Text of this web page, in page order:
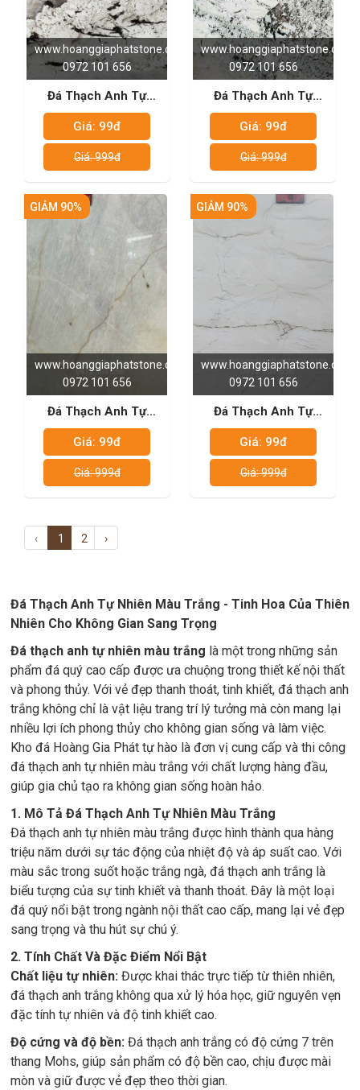
www.hoanggiaphatstone.com
0972 101 656
Đá Thạch Anh Tự
Nhiên - Pantagonia
Giá: 99đ
Giá: 999đ
www.hoanggiaphatstone.com
0972 101 656
Đá Thạch Anh Tự
Nhiên - Tourmaline
Giá: 99đ
Giá: 999đ
www.hoanggiaphatstone.com
0972 101 656
GIẢM 90%
Đá Thạch Anh Tự
Nhiên - White
Crystallo
Giá: 99đ
Giá: 999đ
www.hoanggiaphatstone.com
0972 101 656
GIẢM 90%
Đá Thạch Anh Tự
Nhiên - Bianco super
Giá: 99đ
Giá: 999đ
‹ 1 2 ›
Đá Thạch Anh Tự Nhiên Màu Trắng - Tinh Hoa Của Thiên
Nhiên Cho Không Gian Sang Trọng
Đá thạch anh tự nhiên màu trắng là một trong những sản
phẩm đá quý cao cấp được ưa chuộng trong thiết kế nội thất
và phong thủy. Với vẻ đẹp thanh thoát, tinh khiết, đá thạch anh
trắng không chỉ là vật liệu trang trí lý tưởng mà còn mang lại
nhiều lợi ích phong thủy cho không gian sống và làm việc.
Kho đá Hoàng Gia Phát tự hào là đơn vị cung cấp và thi công
đá thạch anh tự nhiên màu trắng với chất lượng hàng đầu,
giúp gia chủ tạo ra không gian sống hoàn hảo.
1. Mô Tả Đá Thạch Anh Tự Nhiên Màu Trắng
Đá thạch anh tự nhiên màu trắng được hình thành qua hàng
triệu năm dưới sự tác động của nhiệt độ và áp suất cao. Với
màu sắc trong suốt hoặc trắng ngà, đá thạch anh trắng là
biểu tượng của sự tinh khiết và thanh thoát. Đây là một loại
đá quý nổi bật trong ngành nội thất cao cấp, mang lại vẻ đẹp
sang trọng và thu hút sự chú ý.
2. Tính Chất Và Đặc Điểm Nổi Bật
Chất liệu tự nhiên: Được khai thác trực tiếp từ thiên nhiên,
đá thạch anh trắng không qua xử lý hóa học, giữ nguyên vẹn
đặc tính tự nhiên và độ tinh khiết cao.
Độ cứng và độ bền: Đá thạch anh trắng có độ cứng 7 trên
thang Mohs, giúp sản phẩm có độ bền cao, chịu được mài
mòn và giữ được vẻ đẹp theo thời gian.